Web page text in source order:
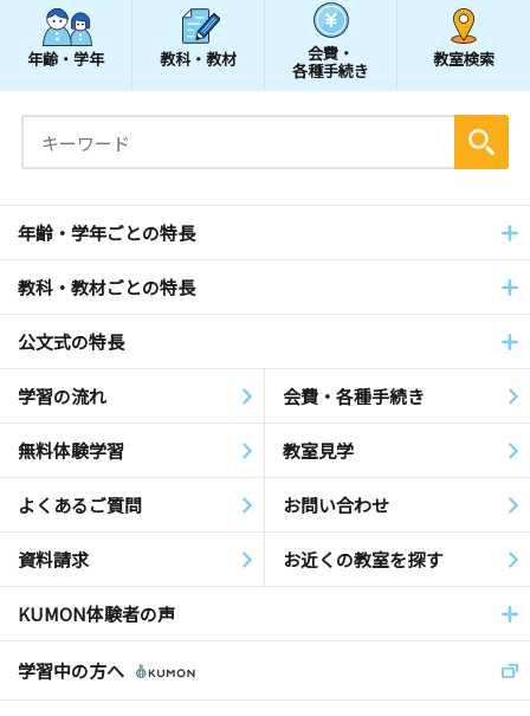
年齢・学年 教科・教材 会費・
各種手続き
教室検索
年齢・学年ごとの特長
教科・教材ごとの特長
公文式の特長
学習の流れ 会費・各種手続き
無料体験学習 教室見学
よくあるご質問 お問い合わせ
資料請求 お近くの教室を探す
KUMON体験者の声
学習中の方へ